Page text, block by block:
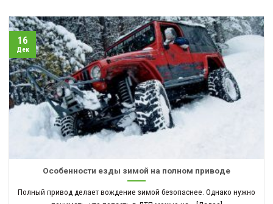
Особенности езды зимой на полном приводе
Полный привод делает вождение зимой безопаснее. Однако нужно
16
Дек